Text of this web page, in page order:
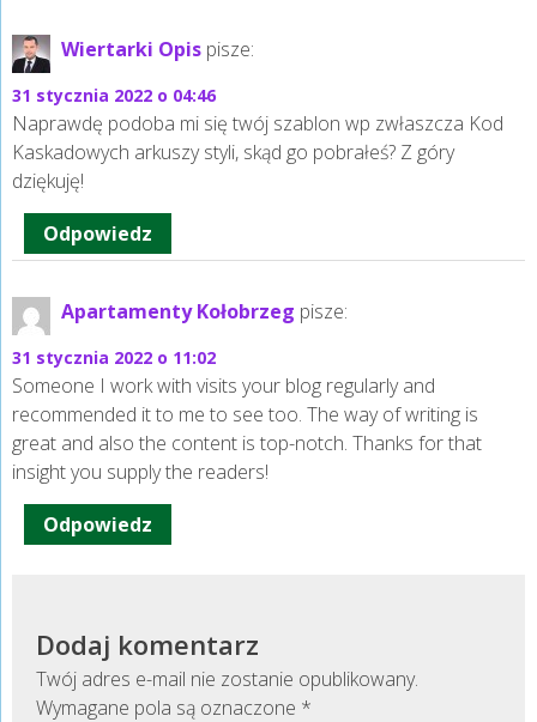
Wiertarki Opis pisze:
31 stycznia 2022 o 04:46
Naprawdę podoba mi się twój szablon wp zwłaszcza Kod
Kaskadowych arkuszy styli, skąd go pobrałeś? Z góry
dziękuję!
Odpowiedz
Apartamenty Kołobrzeg pisze:
31 stycznia 2022 o 11:02
Someone I work with visits your blog regularly and
recommended it to me to see too. The way of writing is
great and also the content is top-notch. Thanks for that
insight you supply the readers!
Odpowiedz
Dodaj komentarz
Twój adres e-mail nie zostanie opublikowany.
Wymagane pola są oznaczone *